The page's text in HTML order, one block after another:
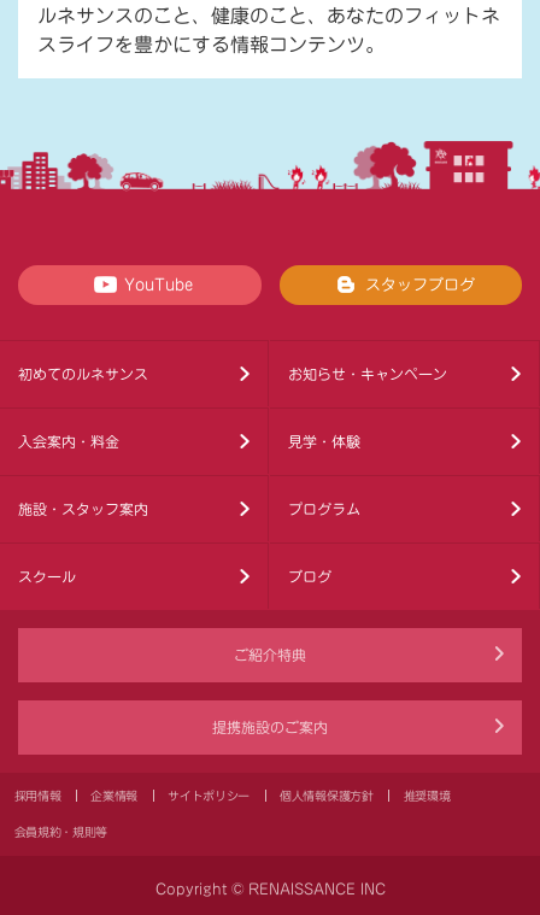
ルネサンスのこと、健康のこと、あなたのフィットネ
スライフを豊かにする情報コンテンツ。
YouTube スタッフブログ
初めてのルネサンス お知らせ・キャンペーン
入会案内・料金 見学・体験
施設・スタッフ案内 プログラム
スクール ブログ
ご紹介特典
提携施設のご案内
採用情報 企業情報 サイトポリシー 個人情報保護方針 推奨環境
会員規約・規則等
Copyright © RENAISSANCE INC